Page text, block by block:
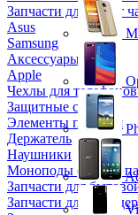
Запчасти для смарт
Asus
Samsung
Аксессуары
Apple
Чехлы для
Защитные стекла
Элементы питания
Держатель
Наушники
Моноподы (Селфи
Запчасти для
Запчасти для